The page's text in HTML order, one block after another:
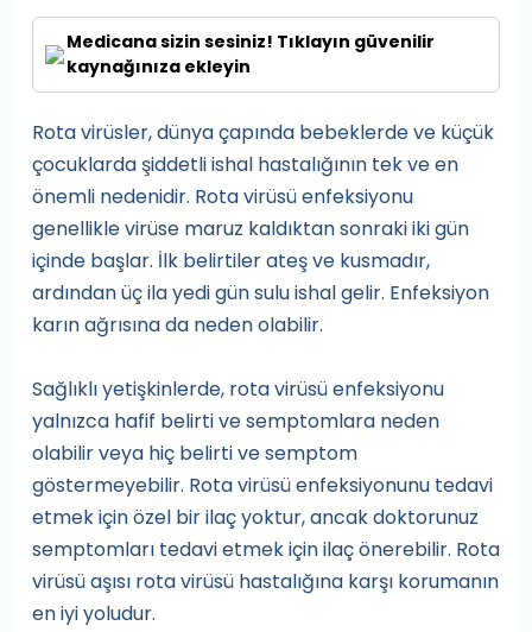
Medicana sizin sesiniz! Tıklayın güvenilir
kaynağınıza ekleyin
Rota virüsler, dünya çapında bebeklerde ve küçük
çocuklarda şiddetli ishal hastalığının tek ve en
önemli nedenidir. Rota virüsü enfeksiyonu
genellikle virüse maruz kaldıktan sonraki iki gün
içinde başlar. İlk belirtiler ateş ve kusmadır,
ardından üç ila yedi gün sulu ishal gelir. Enfeksiyon
karın ağrısına da neden olabilir.
Sağlıklı yetişkinlerde, rota virüsü enfeksiyonu
yalnızca hafif belirti ve semptomlara neden
olabilir veya hiç belirti ve semptom
göstermeyebilir. Rota virüsü enfeksiyonunu tedavi
etmek için özel bir ilaç yoktur, ancak doktorunuz
semptomları tedavi etmek için ilaç önerebilir. Rota
virüsü aşısı rota virüsü hastalığına karşı korumanın
en iyi yoludur.